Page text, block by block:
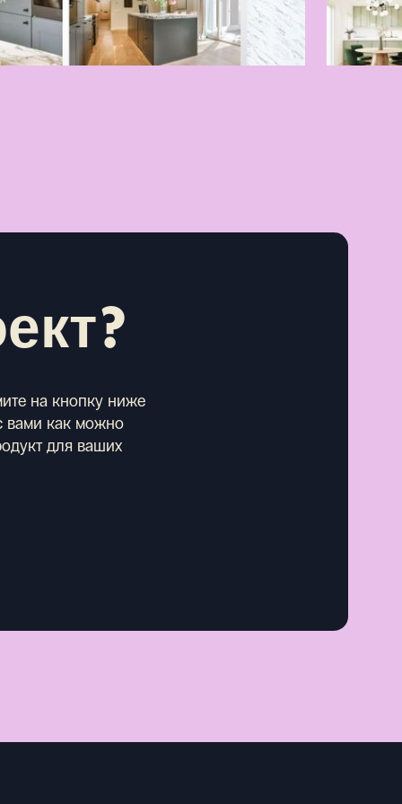
на кнопку ниже
вами как можно
для ваших